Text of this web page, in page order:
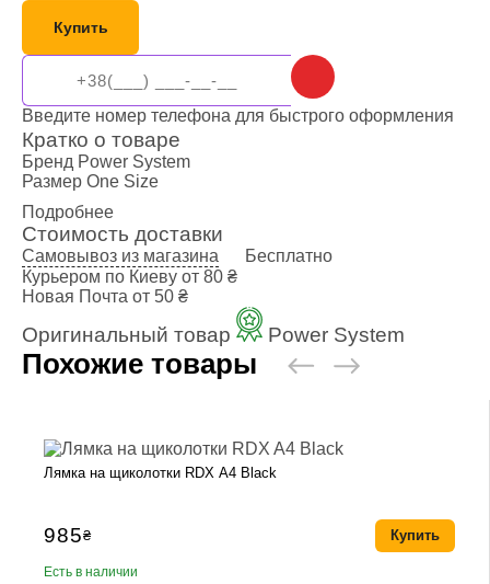
Купить
Введите номер телефона для быстрого оформления
Кратко о товаре
Бренд Power System
Размер One Size
Подробнее
Стоимость доставки
Самовывоз из магазина
Бесплатно
Курьером по Киеву от 80 ₴
Новая Почта от 50 ₴
Оригинальный товар Power System
Похожие товары
Лямка на щиколотки RDX A4 Black
985₴
Есть в наличии
Купить